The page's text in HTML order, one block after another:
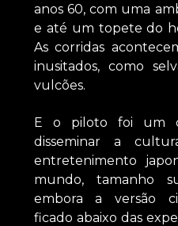
anos 60, com uma
e até um topete do
As corridas
inusitados, como
vulcões.
E o piloto foi um
disseminar a
entretenimento
mundo, tamanho
embora a versão
ficado abaixo das